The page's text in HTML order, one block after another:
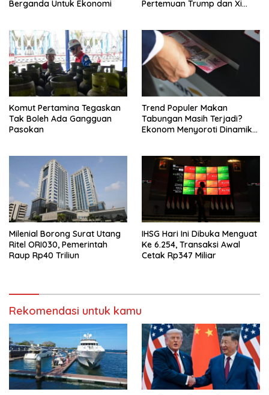
Berganda Untuk Ekonomi
Pertemuan Trump dan Xi
Komut Pertamina Tegaskan
Tak Boleh Ada Gangguan
Pasokan
Trend Populer Makan
Tabungan Masih Terjadi?
Ekonom Menyoroti Dinamika
Milenial Borong Surat Utang
Ritel ORI030, Pemerintah
Raup Rp40 Triliun
IHSG Hari Ini Dibuka Menguat
Ke 6.254, Transaksi Awal
Cetak Rp347 Miliar
Rekomendasi untuk kamu